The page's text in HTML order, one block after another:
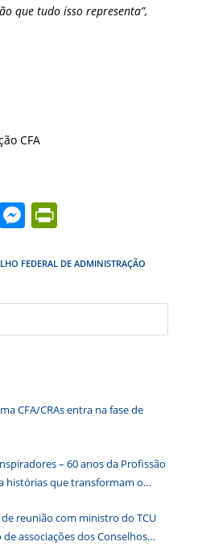
que tudo isso representa”,
CFA
W
h
M
e
ss
g
tF
n
FEDERAL DE ADMINISTRAÇÃO
a
CFA/CRAs entra na fase de
– 60 anos da Profissão
histórias que transformam o
reunião com ministro do TCU
associações dos Conselhos